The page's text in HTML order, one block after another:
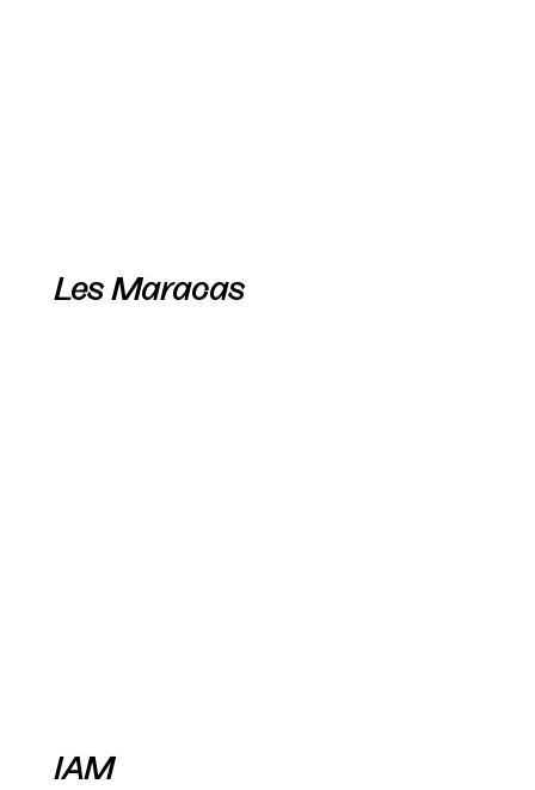
Les Maracas
IAM